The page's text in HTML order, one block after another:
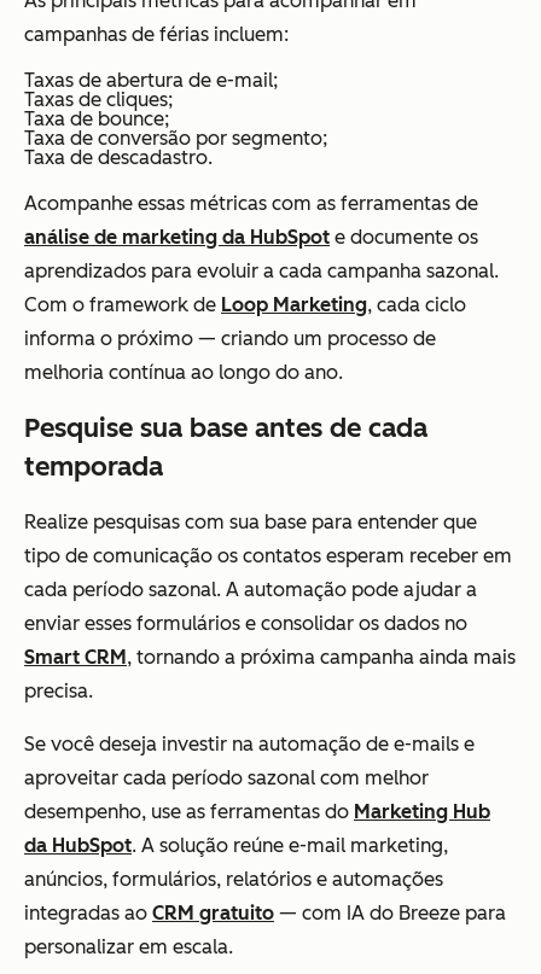
campanhas de férias incluem:
Taxas de abertura de e-mail;
Taxas de cliques;
Taxa de bounce;
Taxa de conversão por segmento;
Taxa de descadastro.
Acompanhe essas métricas com as ferramentas de
análise de marketing da HubSpot e documente os
aprendizados para evoluir a cada campanha sazonal.
Com o framework de Loop Marketing, cada ciclo
informa o próximo — criando um processo de
melhoria contínua ao longo do ano.
Pesquise sua base antes de cada
temporada
Realize pesquisas com sua base para entender que
tipo de comunicação os contatos esperam receber em
cada período sazonal. A automação pode ajudar a
enviar esses formulários e consolidar os dados no
Smart CRM, tornando a próxima campanha ainda mais
precisa.
Se você deseja investir na automação de e-mails e
aproveitar cada período sazonal com melhor
desempenho, use as ferramentas do Marketing Hub
da HubSpot. A solução reúne e-mail marketing,
anúncios, formulários, relatórios e automações
integradas ao CRM gratuito — com IA do Breeze para
personalizar em escala.